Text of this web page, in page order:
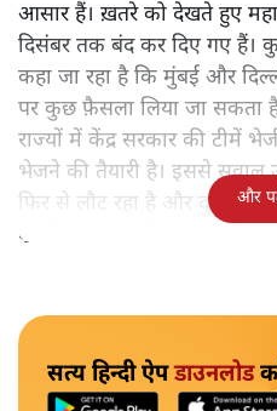
आसार हैं। ख़तरे को देखते हुए
दिसंबर तक बंद कर दिए गए हैं।
कहा जा रहा है कि मुंबई और
पर कुछ फ़ैसला लिया जा सकता
राज्यों में केंद्र सरकार की टीमें
भेजने की तैयारी है। इससे सवाल
फिर से लौट रहा है और दुनिया
दूसरी लहर तो नहीं आ जाएगी?
और
सत्य हिन्दी ऐपडाउनलोड